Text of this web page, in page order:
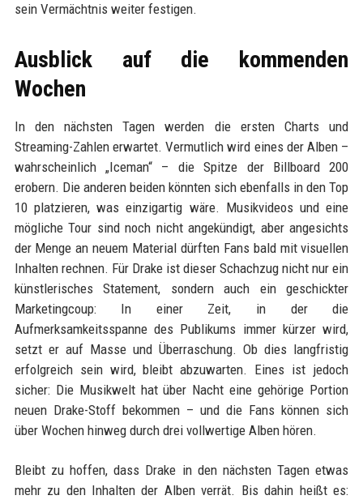
sein Vermächtnis weiter festigen.
Ausblick auf die kommenden
Wochen
In den nächsten Tagen werden die ersten Charts und
Streaming-Zahlen erwartet. Vermutlich wird eines der Alben –
wahrscheinlich „Iceman“ – die Spitze der Billboard 200
erobern. Die anderen beiden könnten sich ebenfalls in den Top
10 platzieren, was einzigartig wäre. Musikvideos und eine
mögliche Tour sind noch nicht angekündigt, aber angesichts
der Menge an neuem Material dürften Fans bald mit visuellen
Inhalten rechnen. Für Drake ist dieser Schachzug nicht nur ein
künstlerisches Statement, sondern auch ein geschickter
Marketingcoup: In einer Zeit, in der die
Aufmerksamkeitsspanne des Publikums immer kürzer wird,
setzt er auf Masse und Überraschung. Ob dies langfristig
erfolgreich sein wird, bleibt abzuwarten. Eines ist jedoch
sicher: Die Musikwelt hat über Nacht eine gehörige Portion
neuen Drake-Stoff bekommen – und die Fans können sich
über Wochen hinweg durch drei vollwertige Alben hören.
Bleibt zu hoffen, dass Drake in den nächsten Tagen etwas
mehr zu den Inhalten der Alben verrät. Bis dahin heißt es: